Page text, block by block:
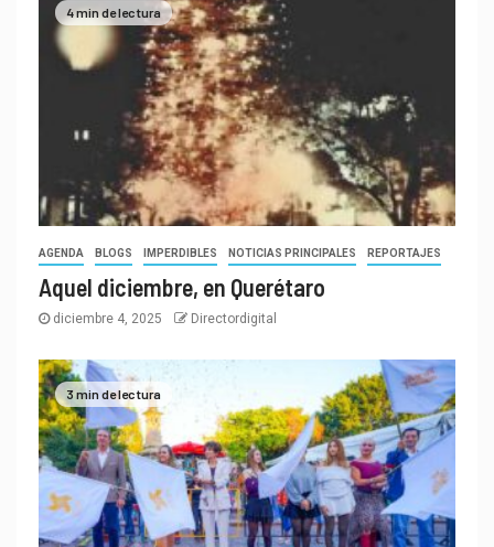
4 min de lectura
AGENDA BLOGS IMPERDIBLES NOTICIAS PRINCIPALES REPORTAJES
Aquel diciembre, en Querétaro
diciembre 4, 2025 Directordigital
3 min de lectura